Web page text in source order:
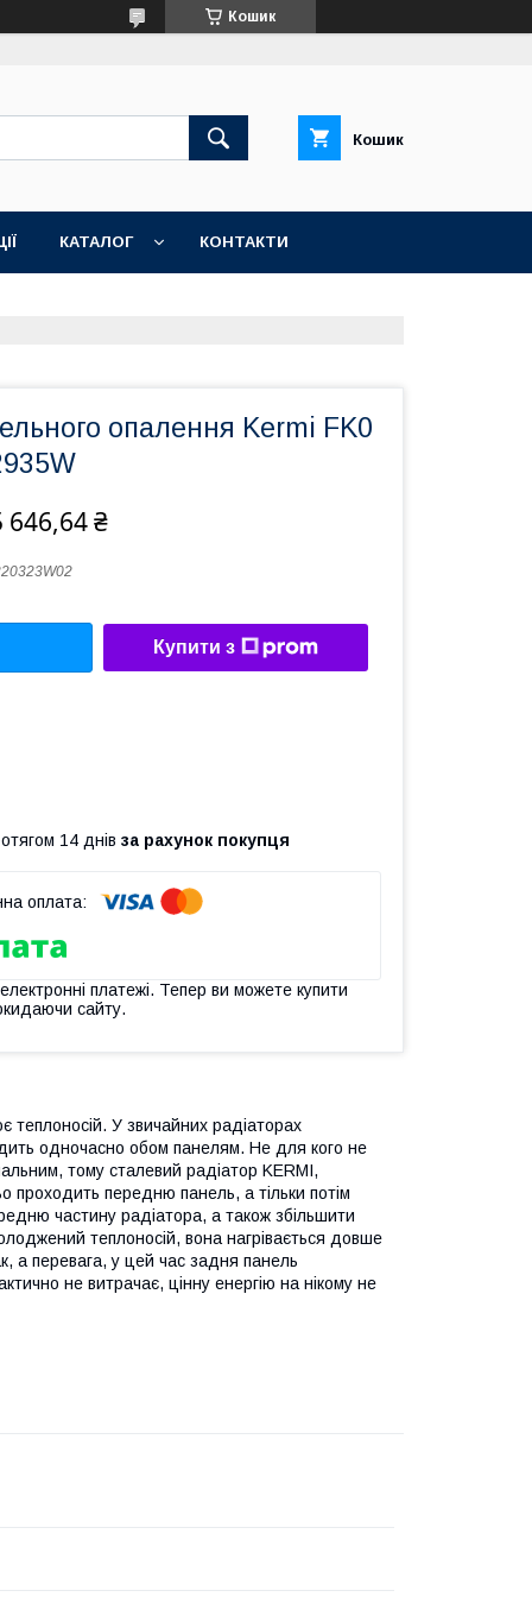
Кошик
Кошик
КАТАЛОГ КОНТАКТИ
опалення Kermi FK0
646,64 ₴
Купити з
14 днів за рахунок покупця
платежі. Тепер ви можете купити
сайту.
теплоносій. У звичайних радіаторах
одночасно обом панелям. Не для кого не
тому сталевий радіатор KERMI,
проходить передню панель, а тільки потім
частину радіатора, а також збільшити
теплоносій, вона нагрівається довше
а перевага, у цей час задня панель
не витрачає, цінну енергію на нікому не